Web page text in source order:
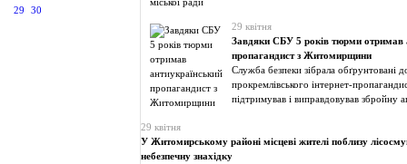
29
30
29 квітня
Завдяки СБУ 5 років тюрми отримав
пропагандист з Житомирщини
Служба безпеки зібрала обґрунтовані
прокремлівського інтернет-
підтримував і виправдовував збройну
29 квітня
У Житомирському районі місцеві жителі поблизу
небезпечну знахідку